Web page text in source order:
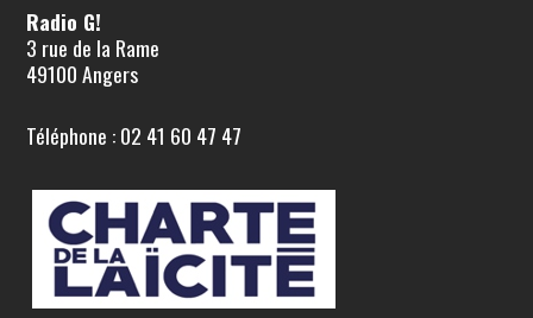
Radio G!
3 rue de la Rame
49100 Angers
Téléphone : 02 41 60 47 47